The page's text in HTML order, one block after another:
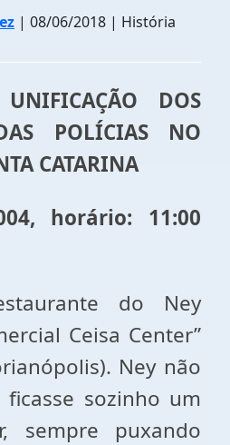
| 08/06/2018 | História
DOS
POLÍCIAS NO
CATARINA
horário: 11:00
do Ney
Ceisa Center”
Ney não
sozinho um
sempre puxando